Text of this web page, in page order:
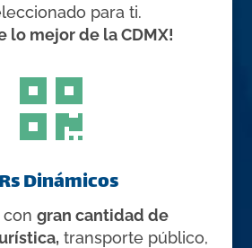
para ti.
lo mejor de la CDMX!

Dinámicos
con gran cantidad de
transporte público,